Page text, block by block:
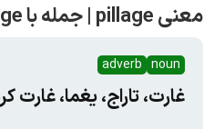
معنی pillage | جمله با pillage
noun
adverb
غارت، تاراج، یغما، غارت